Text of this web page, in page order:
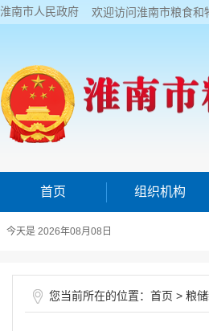
淮南市人民政府 欢迎访问淮南市粮食和
首页 组织机构
今天是 2026年08月08日
您当前所在的位置： 首页 > 粮